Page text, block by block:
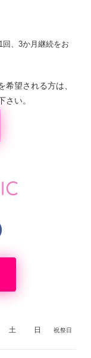
、3か月継続をお
望される方は、
い。
土 日 祝祭日